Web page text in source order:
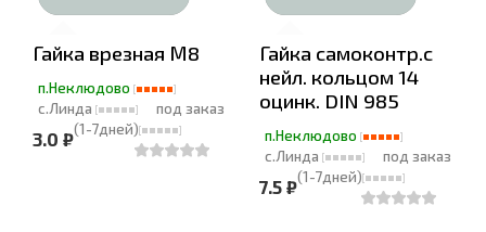
Гайка врезная М8
п.Неклюдово
с.Линда
под заказ
(1-7дней)
3.0 ₽
Гайка самоконтр.с
нейл. кольцом 14
оцинк. DIN 985
п.Неклюдово
с.Линда
под заказ
(1-7дней)
7.5 ₽